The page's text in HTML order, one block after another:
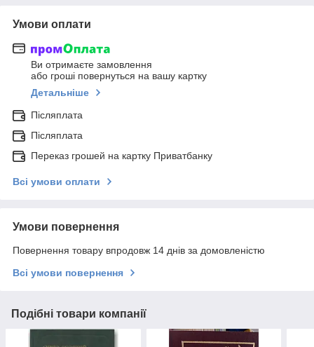
Умови оплати
Ви отримаєте замовлення
або гроші повернуться на вашу картку
Детальніше
Післяплата
Післяплата
Переказ грошей на картку Приватбанку
Всі умови оплати
Умови повернення
Повернення товару впродовж 14 днів за домовленістю
Всі умови повернення
Подібні товари компанії